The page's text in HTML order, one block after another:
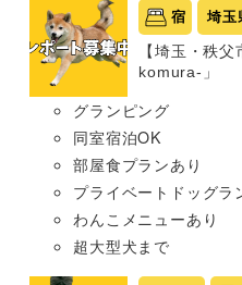
宿 埼玉
【埼玉・秩
komura-」
グランピング
同室宿泊OK
部屋食プランあり
プライベートドッグラ
わんこメニューあり
超大型犬まで